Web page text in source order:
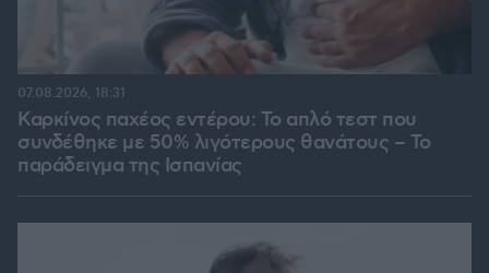
Καρκίνος παχέος εντέρου: Το απλό τεστ που
συνδέθηκε με 50% λιγότερους θανάτους – Το
παράδειγμα της Ισπανίας
07.08.2026, 18:31